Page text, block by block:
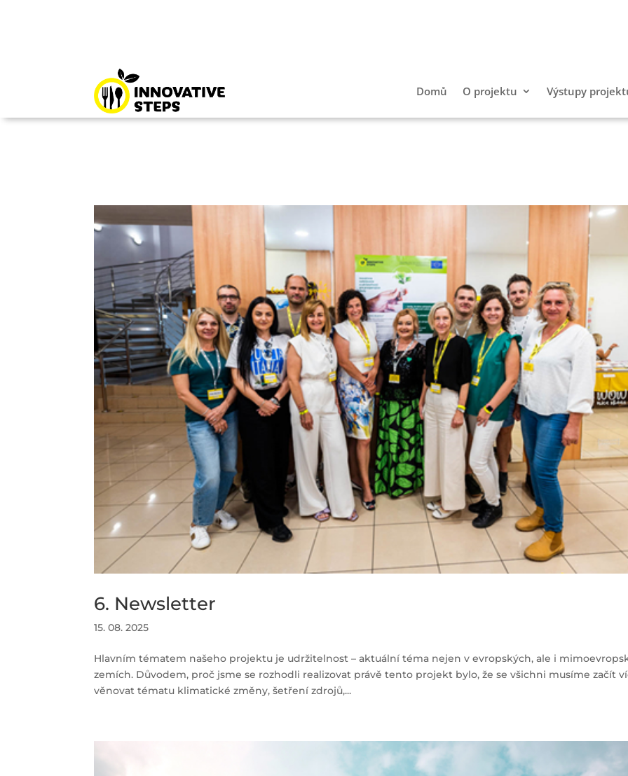
Domů O projektu Výstupy
6. Newsletter
15. 08. 2025
Hlavním tématem našeho projektu je udržitelnost – aktuální téma nejen v evropských, ale i
zemích. Důvodem, proč jsme se rozhodli realizovat právě tento projekt bylo, že se všichni musíme začít
věnovat tématu klimatické změny, šetření zdrojů,...